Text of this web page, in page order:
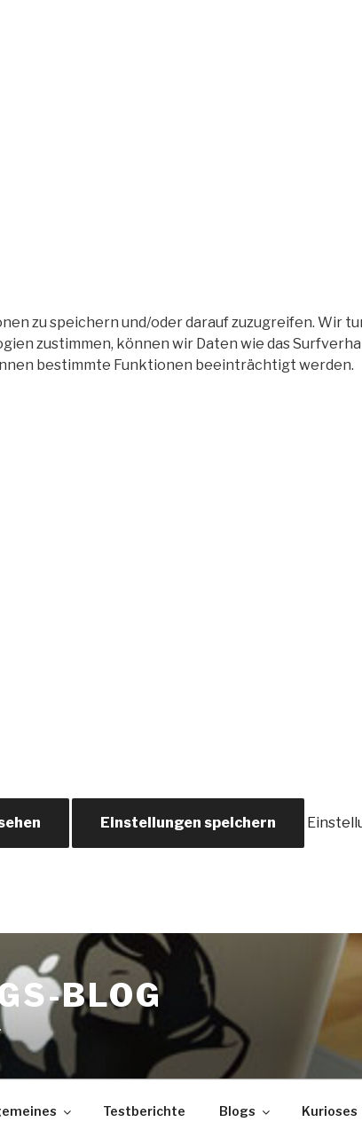
zu speichern und/oder darauf zuzugreifen. Wir
zustimmen, können wir Daten wie das
bestimmte Funktionen beeinträchtigt werden.
Einstellungen speichern
BLOG
Testberichte Blogs Kurioses